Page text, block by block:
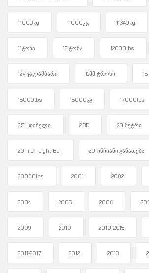
11000kg 11000კგ 11349kg
11ტონა 12 ტონა 12000lbs
12V ჯალამბარი 12მმ ტროსი
15000lbs 15000კგ 17000lbs
2.5L დიზელი. 2.8D 20 მეტრი
20-inch Light Bar 20-ინჩიანი განათება
20000lbs 2001 2002
2004 2005 2006
2009 2010 2010-2015
2011-2017 2012 2013